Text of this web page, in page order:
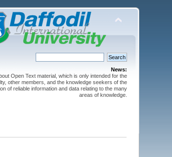
News:
Open Text material, which is only intended for the
other members, and the knowledge seekers of the
of reliable information and data relating to the many
areas of knowledge.